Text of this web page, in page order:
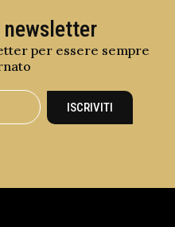
per essere sempre
ISCRIVITI